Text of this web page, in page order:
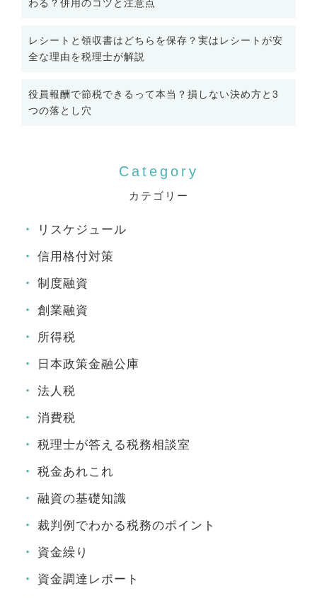
わる？併用のコツと注意点
レシートと領収書はどちらを保存？実はレシートが安
全な理由を税理士が解説
役員報酬で節税できるって本当？損しない決め方と3
つの落とし穴
カテゴリー
リスケジュール
信用格付対策
制度融資
創業融資
所得税
日本政策金融公庫
法人税
消費税
税理士が答える税務相談室
税金あれこれ
融資の基礎知識
裁判例でわかる税務のポイント
資金繰り
資金調達レポート